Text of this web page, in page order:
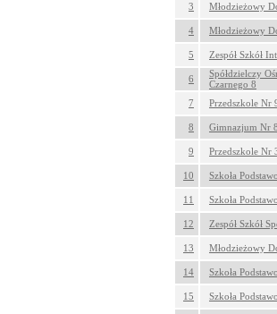
3 Młodzieżowy
4 Młodzieżowy
5 Zespół Szkół
6
Spółdzielczy
Czarnego 8
7
Przedszkole Nr
8 Gimnazjum Nr
9 Przedszkole Nr
10 Szkoła
11 Szkoła
12 Zespół Szkół
13 Młodzieżowy
14 Szkoła
15 Szkoła